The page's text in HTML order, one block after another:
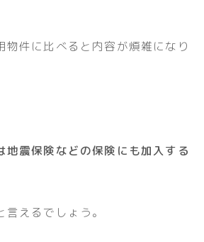
物件に比べると内容が煩雑になり
地震保険などの保険にも加入する
えるでしょう。